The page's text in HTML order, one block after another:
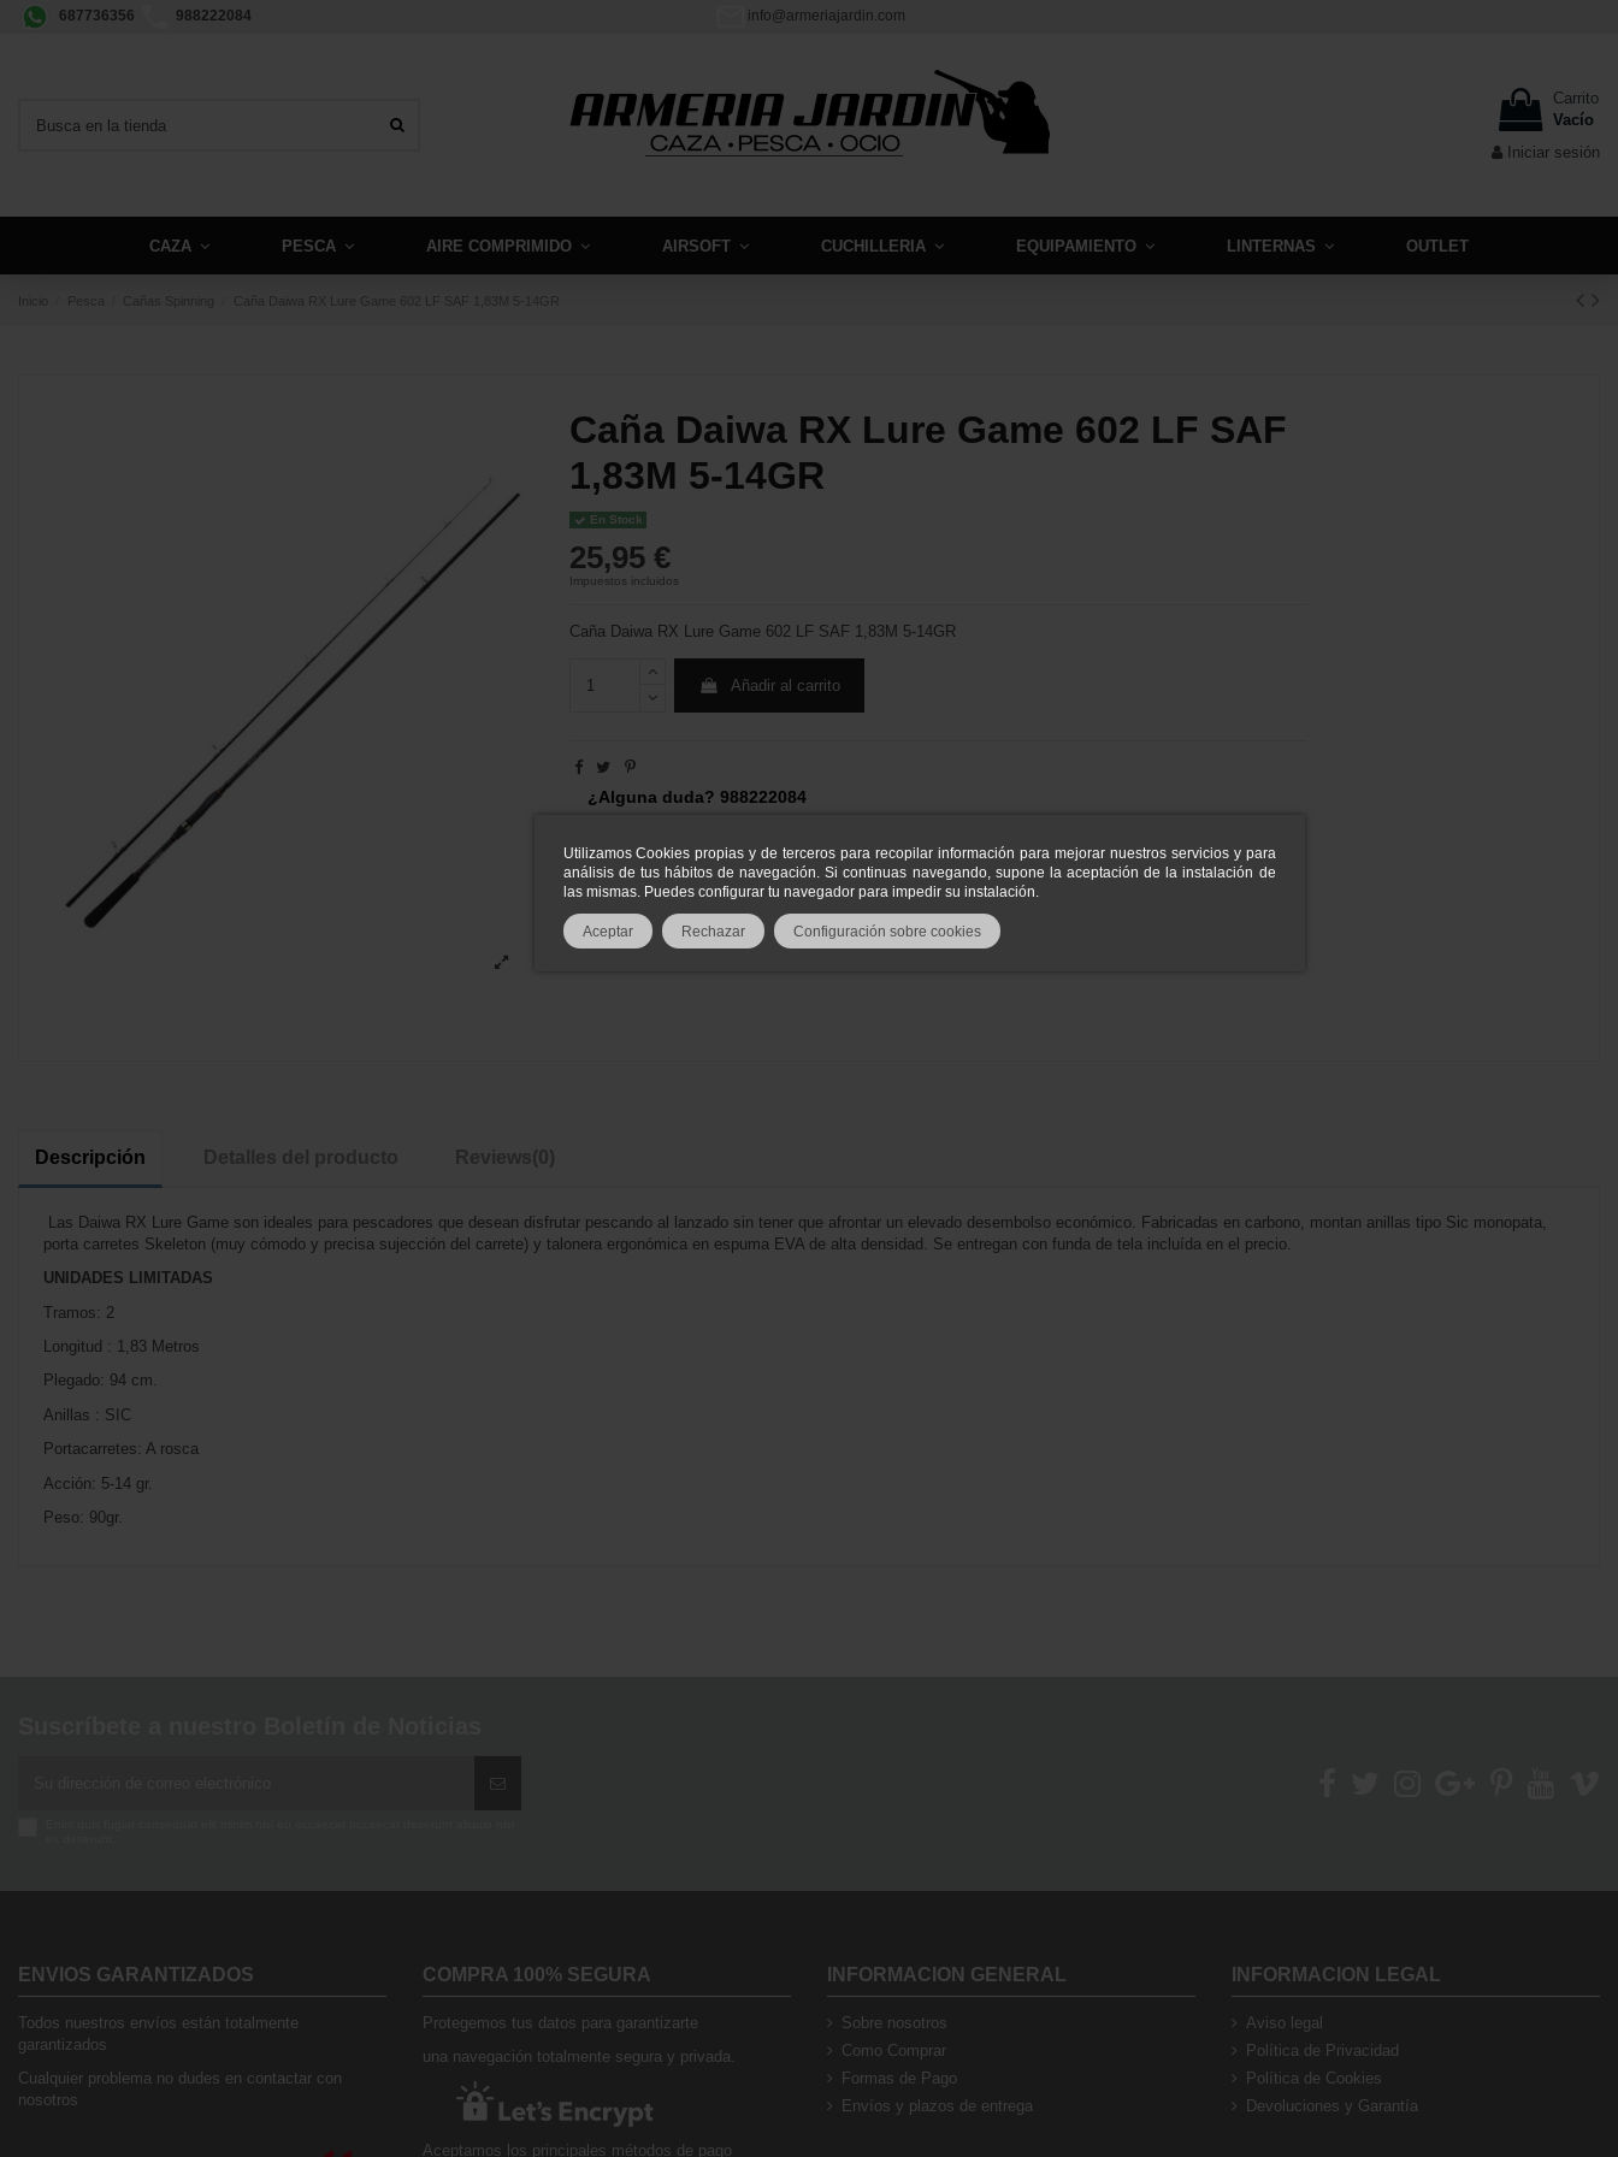
Utilizamos Cookies propias y de terceros para recopilar información para mejorar nuestros servicios y para
análisis de tus hábitos de navegación. Si continuas navegando, supone la aceptación de la instalación de
las mismas. Puedes configurar tu navegador para impedir su instalación.
Aceptar Rechazar Configuración sobre cookies
687736356 988222084 info@armeriajardin.com
Carrito
Vacío
Iniciar sesión
CAZA PESCA AIRE COMPRIMIDO AIRSOFT CUCHILLERIA EQUIPAMIENTO LINTERNAS OUTLET
Inicio Pesca Cañas Spinning Caña Daiwa RX Lure Game 602 LF SAF 1,83M 5-14GR
Caña Daiwa RX Lure Game 602 LF SAF
1,83M 5-14GR
En Stock
25,95 €
Impuestos incluidos
Caña Daiwa RX Lure Game 602 LF SAF 1,83M 5-14GR
Añadir al carrito
¿Alguna duda? 988222084
Descripción Detalles del producto Reviews(0)
Las Daiwa RX Lure Game son ideales para pescadores que desean disfrutar pescando al lanzado sin tener que afrontar un elevado desembolso económico. Fabricadas en carbono, montan anillas tipo Sic monopata,
porta carretes Skeleton (muy cómodo y precisa sujección del carrete) y talonera ergonómica en espuma EVA de alta densidad. Se entregan con funda de tela incluída en el precio.
UNIDADES LIMITADAS
Tramos: 2
Longitud : 1,83 Metros
Plegado: 94 cm.
Anillas : SIC
Portacarretes: A rosca
Acción: 5-14 gr.
Peso: 90gr.
ENVIOS GARANTIZADOS
Todos nuestros envíos están totalmente
garantizados
Cualquier problema no dudes en contactar con
nosotros
COMPRA 100% SEGURA
Protegemos tus datos para garantizarte
una navegación totalmente segura y privada.
Aceptamos los principales métodos de pago
INFORMACION GENERAL
Sobre nosotros
Como Comprar
Formas de Pago
Envíos y plazos de entrega
INFORMACION LEGAL
Aviso legal
Política de Privacidad
Política de Cookies
Devoluciones y Garantía